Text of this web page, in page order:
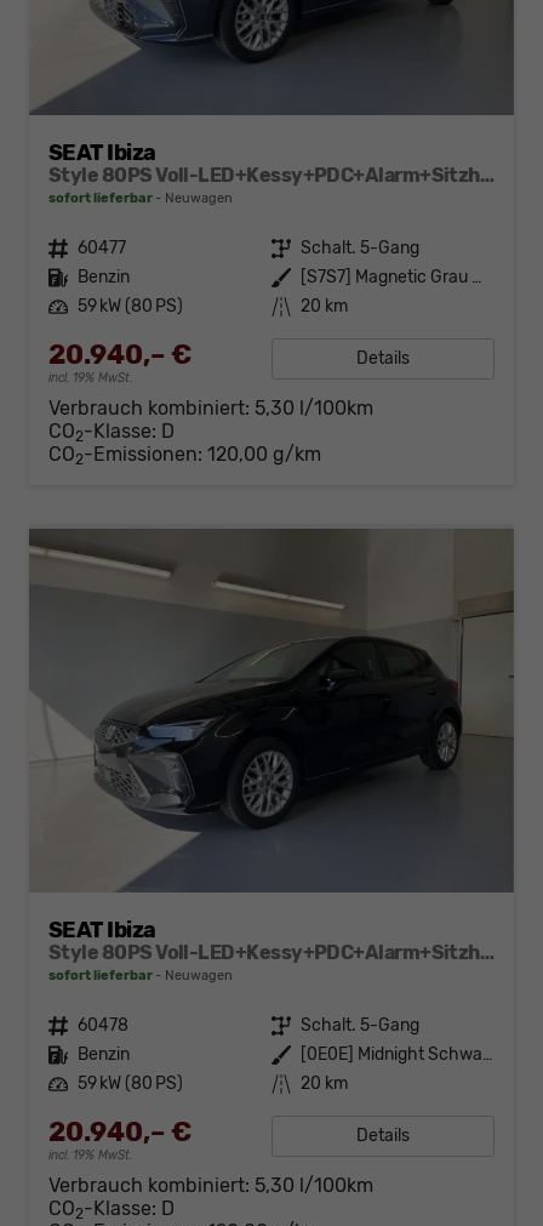
SEAT Ibiza
Style 80PS Voll-LED+Kessy+PDC+Alarm+Sitzheizung+Kamera+App-Connect
sofort lieferbar Neuwagen
Fahrzeugnr. 60477 Getriebe Schalt. 5-Gang
Kraftstoff Benzin Außenfarbe
[S7S7] Magnetic Grau Metallic
Leistung 59 kW (80 PS) Kilometerstand 20 km
20.940,– €
incl. 19% MwSt.
Details
Verbrauch kombiniert: 5,30 l/100km
CO2-Klasse: D
CO2-Emissionen: 120,00 g/km
SEAT Ibiza
Style 80PS Voll-LED+Kessy+PDC+Alarm+Sitzheizung+Kamera+App-Connect
sofort lieferbar Neuwagen
Fahrzeugnr. 60478 Getriebe Schalt. 5-Gang
Kraftstoff Benzin Außenfarbe
[0E0E] Midnight Schwarz Metallic
Leistung 59 kW (80 PS) Kilometerstand 20 km
20.940,– €
incl. 19% MwSt.
Details
Verbrauch kombiniert: 5,30 l/100km
CO2-Klasse: D